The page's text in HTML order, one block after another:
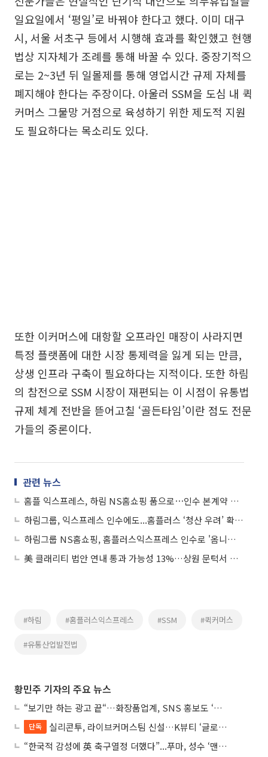
일요일에서 ‘평일’로 바꿔야 한다고 했다. 이미 대구
시, 서울 서초구 등에서 시행해 효과를 확인했고 현행
법상 지자체가 조례를 통해 바꿀 수 있다. 중장기적으
로는 2~3년 뒤 일몰제를 통해 영업시간 규제 자체를
폐지해야 한다는 주장이다. 아울러 SSM을 도심 내 퀵
커머스 그물망 거점으로 육성하기 위한 제도적 지원
도 필요하다는 목소리도 있다.
또한 이커머스에 대항할 오프라인 매장이 사라지면
특정 플랫폼에 대한 시장 통제력을 잃게 되는 만큼,
상생 인프라 구축이 필요하다는 지적이다. 또한 하림
의 참전으로 SSM 시장이 재편되는 이 시점이 유통법
규제 체계 전반을 뜯어고칠 ‘골든타임’이란 점도 전문
가들의 중론이다.
관련 뉴스
홈플 익스프레스, 하림 NS홈쇼핑 품으로⋯인수 본계약 체결
하림그룹, 익스프레스 인수에도...홈플러스 ‘청산 우려’ 확산, 왜?
하림그룹 NS홈쇼핑, 홈플러스익스프레스 인수로 '옴니채널' 청사진 제시
美 클래리티 법안 연내 통과 가능성 13%…상원 문턱서 제동
#하림 #홈플러스익스프레스 #SSM #퀵커머스
#유통산업발전법
황민주 기자의 주요 뉴스
“보기만 하는 광고 끝“…화장품업계, SNS 홍보도 ‘참여형 콘텐츠’로 변모
단독
실리콘투, 라이브커머스팀 신설…K뷰티 ‘글로벌 판매망’ 확대 속도
“한국적 감성에 英 축구열정 더했다”...푸마, 성수 ‘맨시티 하우스’ 팝업